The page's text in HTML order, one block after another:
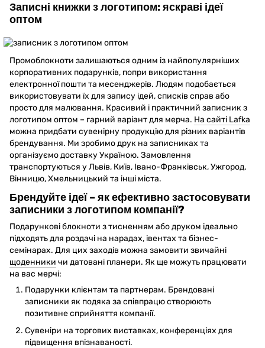
Записні книжки з логотипом: яскраві ідеї
оптом
Промоблокноти залишаються одним із найпопулярніших
корпоративних подарунків, попри використання
електронної пошти та месенджерів. Людям подобається
використовувати їх для запису ідей, списків справ або
просто для малювання. Красивий і практичний записник з
логотипом оптом – гарний варіант для мерча. На сайті Lafka
можна придбати сувенірну продукцію для різних варіантів
брендування. Ми зробимо друк на записниках та
організуємо доставку Україною. Замовлення
транспортуються у Львів, Київ, Івано-Франківськ, Ужгород,
Вінницю, Хмельницький та інші міста.
Брендуйте ідеї – як ефективно застосовувати
записники з логотипом компанії?
Подарункові блокноти з тисненням або друком ідеально
підходять для роздачі на нарадах, івентах та бізнес-
семінарах. Для цих заходів можна замовити звичайні
щоденники чи датовані планери. Як ще можуть працювати
на вас мерчі:
Подарунки клієнтам та партнерам. Брендовані
записники як подяка за співпрацю створюють
позитивне сприйняття компанії.
Сувеніри на торгових виставках, конференціях для
підвищення впізнаваності.